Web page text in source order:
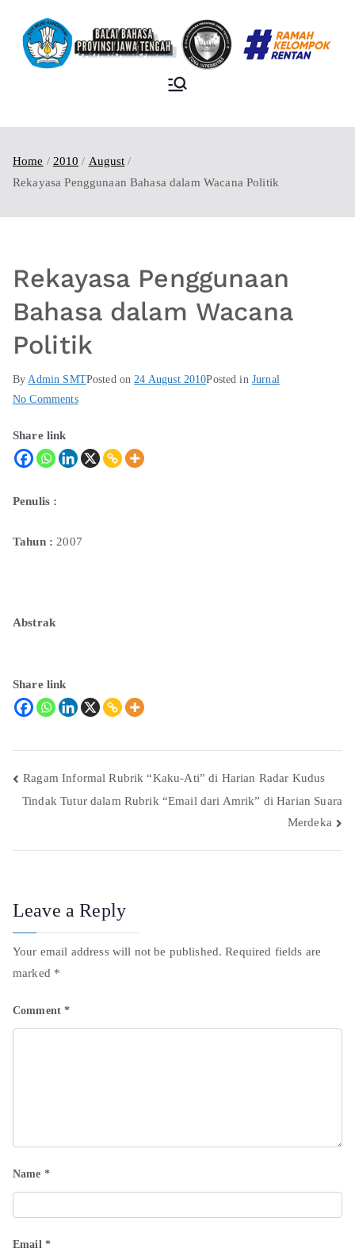
TENGAH
Home 2010
August
Rekayasa Penggunaan Bahasa dalam Wacana Politik
Rekayasa Penggunaan
Bahasa dalam Wacana
Politik
By Admin SMTPosted on 24 August 2010Posted in Jurnal
No Comments
Share link
Penulis :
Tahun : 2007
Abstrak
Share link
Ragam Informal Rubrik “Kaku-Ati” di Harian Radar Kudus
Tindak Tutur dalam Rubrik “Email dari Amrik” di Harian Suara
Merdeka
Leave a Reply
Your email address will not be published. Required fields are
marked *
Comment*
Name *
Email *